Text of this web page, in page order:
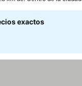
exactos